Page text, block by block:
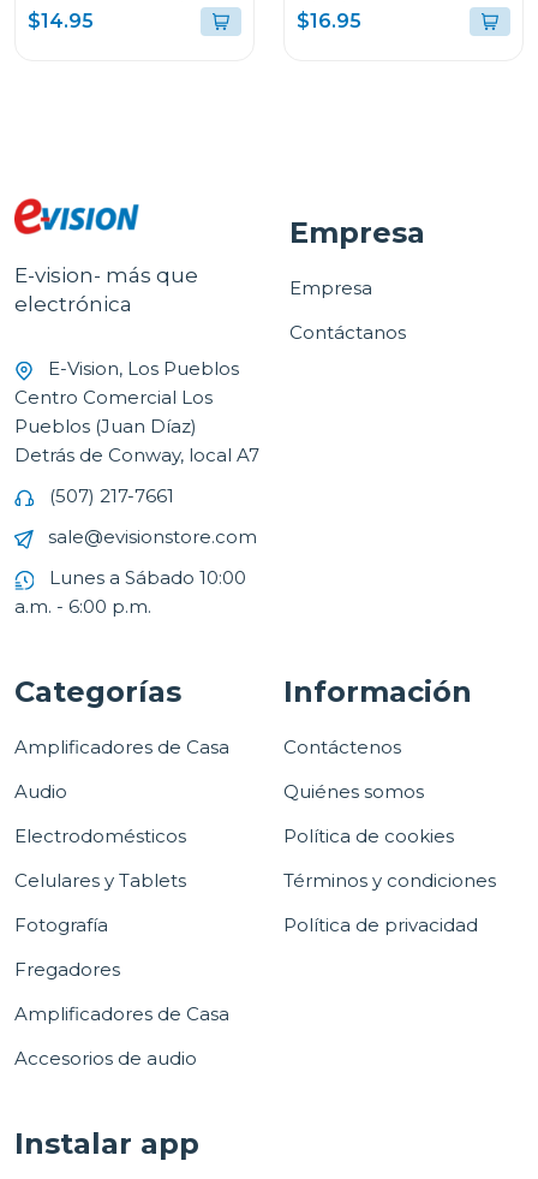
laptop de 14"
$14.95
aabp2nm
$16.95
E-vision- más que
electrónica
E-Vision, Los Pueblos
Centro Comercial Los
Pueblos (Juan Díaz)
Detrás de Conway, local A7
(507) 217-7661
sale@evisionstore.com
Lunes a Sábado 10:00
a.m. - 6:00 p.m.
Empresa
Empresa
Contáctanos
Categorías
Amplificadores de Casa
Audio
Electrodomésticos
Celulares y Tablets
Fotografía
Fregadores
Amplificadores de Casa
Accesorios de audio
Información
Contáctenos
Quiénes somos
Política de cookies
Términos y condiciones
Política de privacidad
Instalar app